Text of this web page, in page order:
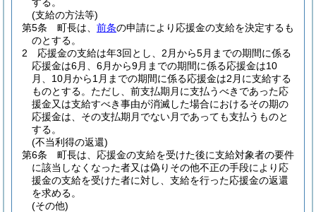
(支給の方法等)
第5条
町長は、 前条の申請により応援金の支給を決定するも
のとする。
2
応援金の支給は年3回とし、2月から5月までの期間に係る
応援金は6月、6月から9月までの期間に係る応援金は10
月、10月から1月までの期間に係る応援金は2月に支給する
ものとする。 ただし、前支払期月に支払うべきであった応
援金又は支給すべき事由が消滅した場合におけるその期の
応援金は、その支払期月でない月であっても支払うものと
する。
(不当利得の返還)
第6条
町長は、応援金の支給を受けた後に支給対象者の要件
に該当しなくなった者又は偽りその他不正の手段により応
援金の支給を受けた者に対し、支給を行った応援金の返還
を求める。
(その他)